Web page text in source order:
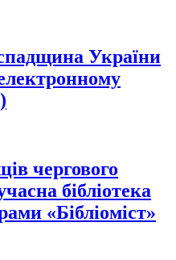
України
чергового
бібліотека
«Бібліоміст»